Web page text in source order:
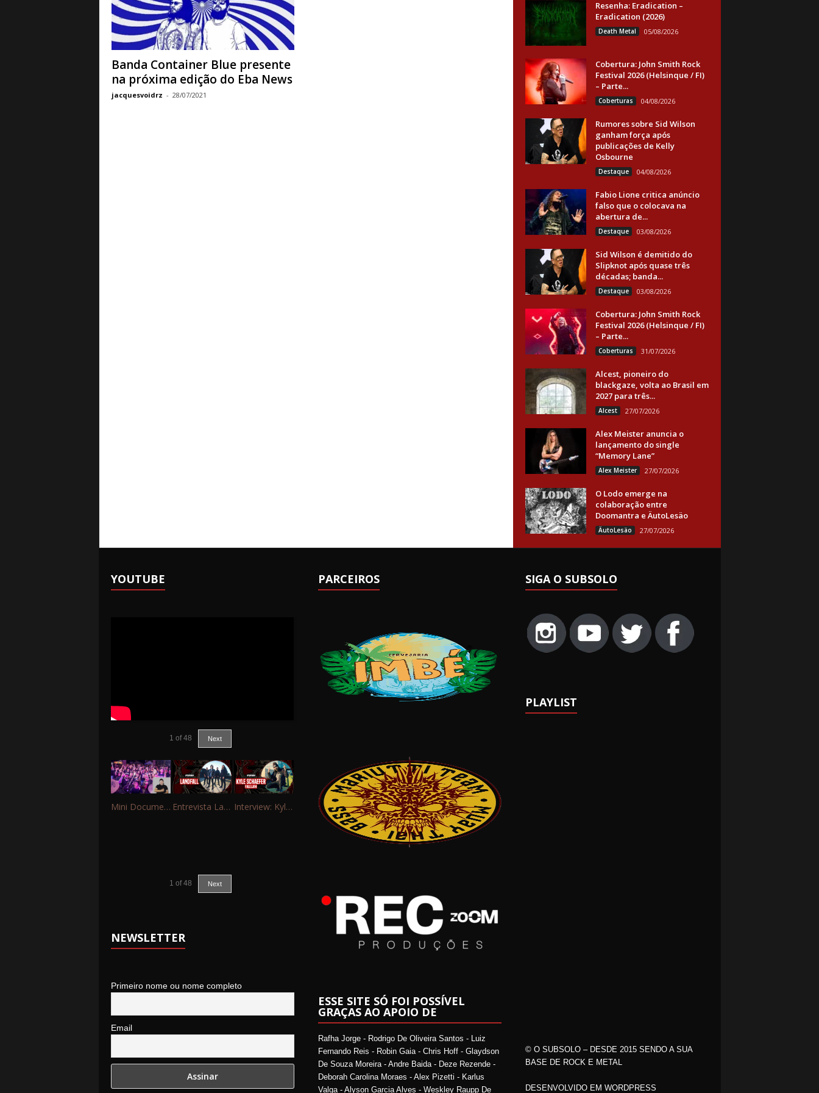
Banda Container Blue presente
na próxima edição do Eba News
jacquesvoidrz - 28/07/2021
Resenha: Eradication –
Eradication (2026)
Death Metal 05/08/2026
Cobertura: John Smith Rock
Festival 2026 (Helsinque / FI)
– Parte...
Coberturas 04/08/2026
Rumores sobre Sid Wilson
ganham força após
publicações de Kelly
Osbourne
Destaque 04/08/2026
Fabio Lione critica anúncio
falso que o colocava na
abertura de...
Destaque 03/08/2026
Sid Wilson é demitido do
Slipknot após quase três
décadas; banda...
Destaque 03/08/2026
Cobertura: John Smith Rock
Festival 2026 (Helsinque / FI)
– Parte...
Coberturas 31/07/2026
Alcest, pioneiro do
blackgaze, volta ao Brasil em
2027 para três...
Alcest 27/07/2026
Alex Meister anuncia o
lançamento do single
“Memory Lane”
Alex Meister 27/07/2026
O Lodo emerge na
colaboração entre
Doomantra e ÄutoLesäo
ÄutoLesäo 27/07/2026
YOUTUBE
1 of 48 Next
Mini Documentário – 10 Anos de Portinho Rock Entrevista Landfall Interview: Kyle Schaefer (Fallujah)
1 of 48 Next
NEWSLETTER
Primeiro nome ou nome completo
Email
PARCEIROS
ESSE SITE SÓ FOI POSSÍVEL
GRAÇAS AO APOIO DE
Rafha Jorge - Rodrigo De Oliveira Santos - Luiz
Fernando Reis - Robin Gaia - Chris Hoff - Glaydson
De Souza Moreira - Andre Baida - Deze Rezende -
Deborah Carolina Moraes - Alex Pizetti - Karlus
Valga - Alyson Garcia Alves - Weskley Raupp De
SIGA O SUBSOLO
PLAYLIST
© O SUBSOLO – DESDE 2015 SENDO A SUA
BASE DE ROCK E METAL
DESENVOLVIDO EM WORDPRESS